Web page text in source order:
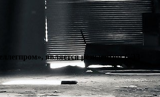
является резидентом СЭЗ